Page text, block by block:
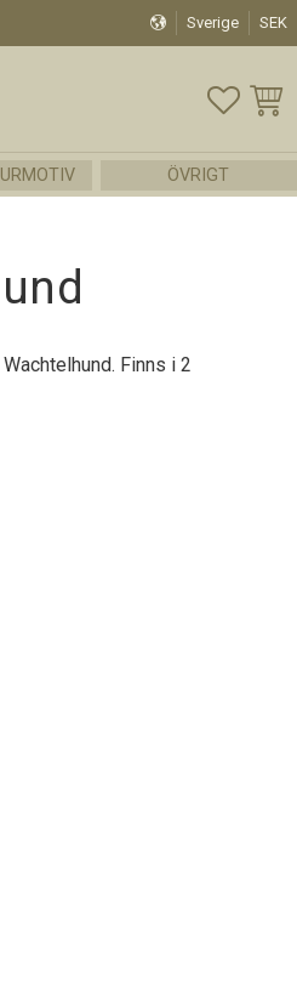
Sverige SEK
ÖVRIGT
Finns i 2